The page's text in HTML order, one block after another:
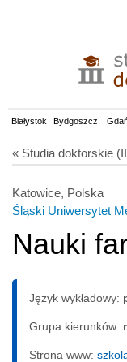
Białystok Bydgoszcz
« Studia doktorskie
Katowice, Polska
Śląski Uniwersytet
Nauki
Język wykładowy:
Grupa kierunków:
Strona www: